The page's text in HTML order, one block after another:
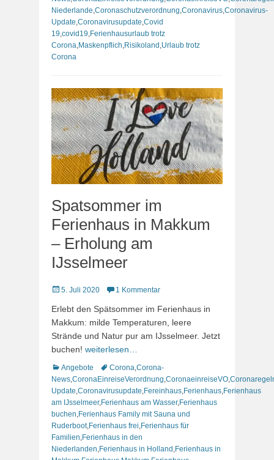
Niederlande Coronaschutzverordnung Coronavirus Coronavirus-
Update Coronavirusupdate Covid
19 covid19 Ferienhausurlaub trotz
Corona Maskenpflich Risikoland Urlaub trotz
Corona
Spatsommer im
Ferienhaus in Makkum
– Erholung am
IJsselmeer
Veröffentlicht
5. Juli 2020 1 Kommentar
Erlebt den Spätsommer im Ferienhaus in
Makkum: milde Temperaturen, leere
Strände und Natur pur am IJsselmeer. Jetzt
buchen! weiterlesen…
Kategorien
Angebote Schlagworte
Corona,Corona-
News,CoronaEinreiseVerordnung,CoronaeinreiseVO,
Update,Coronavirusupdate,Fereinhaus,Ferienhaus,Ferienhaus
am IJsselmeer,Ferienhaus am Wasser,Ferienhaus
buchen,Ferienhaus Family mit Sauna und
Ruderboot,Ferienhaus frei,Ferienhaus für
Familien,Ferienhaus in den
Niederlanden,Ferienhaus in Holland ,Ferienhaus in